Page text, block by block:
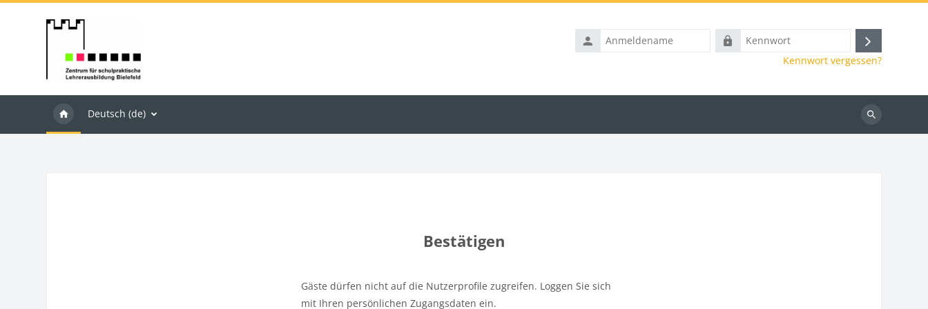
Anmeldename
Kennwort
Anmelden
Kennwort vergessen?
Deutsch ‎(de)‎
Kurse
Bestätigen
Gäste dürfen nicht auf die Nutzerprofile zugreifen. Loggen Sie sich
mit Ihren persönlichen Zugangsdaten ein.